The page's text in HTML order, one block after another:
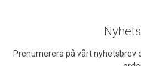
Prenumerera på vårt nyhetsbrev